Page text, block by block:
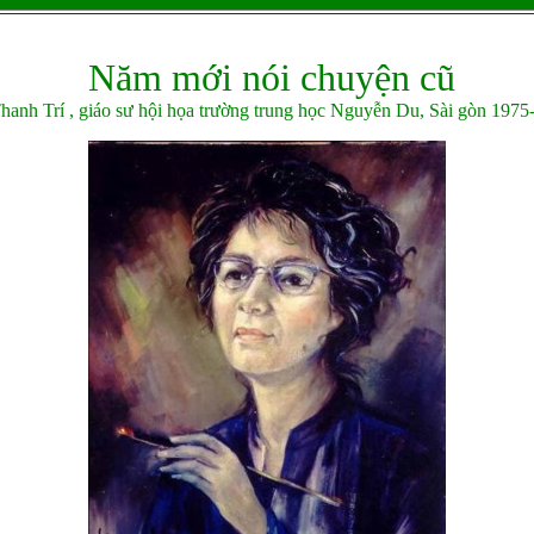
Năm mới nói chuyện cũ
Trí , giáo sư hội họa trường trung học Nguyễn Du, Sài gòn